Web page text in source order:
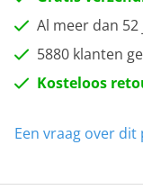
Al meer dan 52
5880 klanten
Kosteloos
Een vraag over dit